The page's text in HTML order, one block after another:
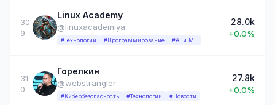
30
9
Linux Academy
@linuxacademiya
#Технологии #Программирование #AI и ML
28.0k
+0.0%
31
0
Горелкин
@webstrangler
#Кибербезопасность #Технологии #Новости
27.8k
+0.0%